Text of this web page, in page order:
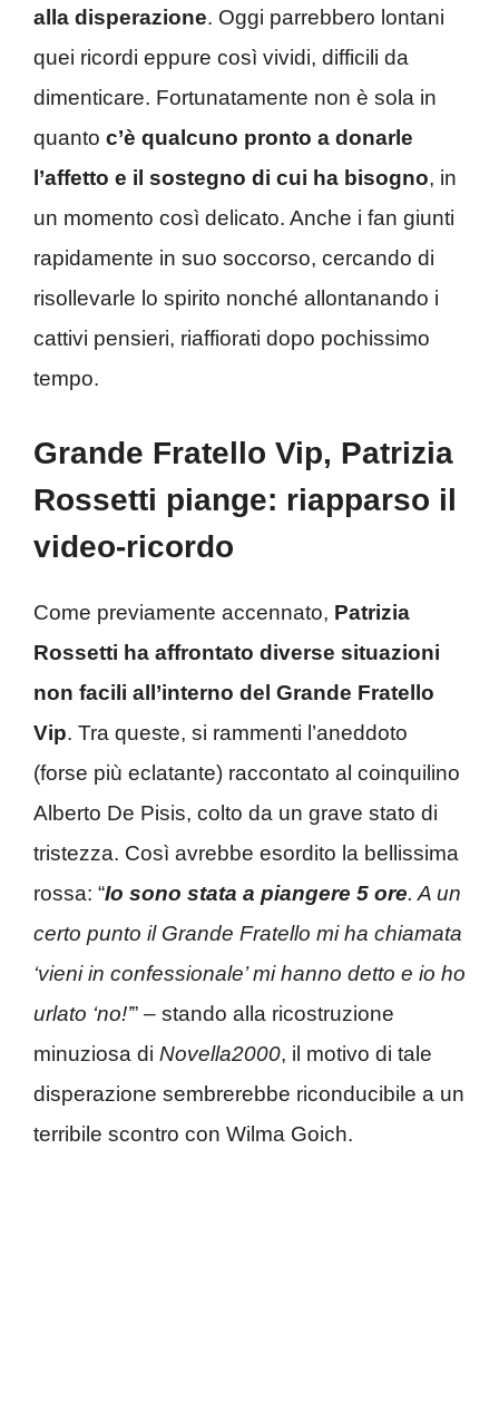
alla disperazione. Oggi parrebbero lontani
quei ricordi eppure così vividi, difficili da
dimenticare. Fortunatamente non è sola in
quanto c’è qualcuno pronto a donarle
l’affetto e il sostegno di cui ha bisogno, in
un momento così delicato. Anche i fan giunti
rapidamente in suo soccorso, cercando di
risollevarle lo spirito nonché allontanando i
cattivi pensieri, riaffiorati dopo pochissimo
tempo.
Grande Fratello Vip, Patrizia
Rossetti piange: riapparso il
video-ricordo
Come previamente accennato, Patrizia
Rossetti ha affrontato diverse situazioni
non facili all’interno del Grande Fratello
Vip. Tra queste, si rammenti l’aneddoto
(forse più eclatante) raccontato al coinquilino
Alberto De Pisis, colto da un grave stato di
tristezza. Così avrebbe esordito la bellissima
rossa: “Io sono stata a piangere 5 ore. A un
certo punto il Grande Fratello mi ha chiamata
‘vieni in confessionale’ mi hanno detto e io ho
urlato ‘no!’” – stando alla ricostruzione
minuziosa di Novella2000, il motivo di tale
disperazione sembrerebbe riconducibile a un
terribile scontro con Wilma Goich.